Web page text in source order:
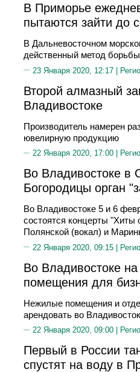
В Приморье
пытаются зайти до
В Дальневосточном
действенный метод
23 Января 2020, 12:17 |
Второй алмазный
Владивостоке
Производитель намерен
ювелирную продукцию
22 Января 2020, 17:00 |
Во Владивостоке в
Богородицы орган
Во Владивостоке 5 и 6
состоятся концерты
Полянской (вокал) и
22 Января 2020, 09:15 |
Во Владивостоке
помещения для
Нежилые помещения и
арендовать во
22 Января 2020, 09:00 |
Первый в России
спустят на воду в